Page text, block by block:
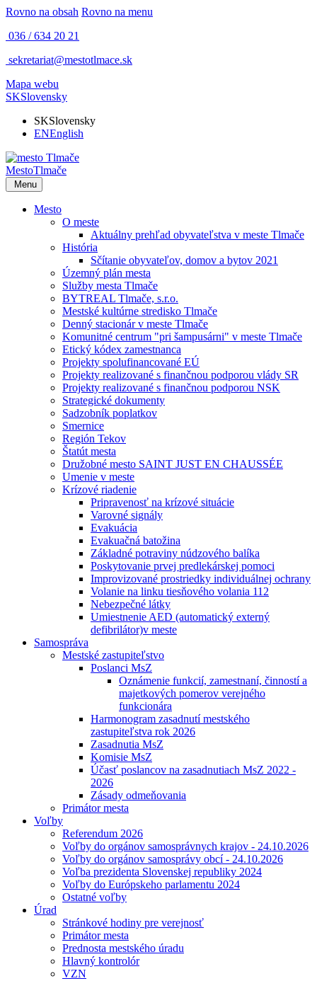
Rovno na obsah Rovno na menu
036 / 634 20 21
sekretariat@mestotlmace.sk
Mapa webu
SKSlovensky
SKSlovensky
ENEnglish
MestoTlmače
Menu
Mesto
O meste
Aktuálny prehľad obyvateľstva v meste Tlmače
História
Sčítanie obyvateľov, domov a bytov 2021
Územný plán mesta
Služby mesta Tlmače
BYTREAL Tlmače, s.r.o.
Mestské kultúrne stredisko Tlmače
Denný stacionár v meste Tlmače
Komunitné centrum "pri šampusárni" v meste Tlmače
Etický kódex zamestnanca
Projekty spolufinancované EÚ
Projekty realizované s finančnou podporou vlády SR
Projekty realizované s finančnou podporou NSK
Strategické dokumenty
Sadzobník poplatkov
Smernice
Región Tekov
Štatút mesta
Družobné mesto SAINT JUST EN CHAUSSÉE
Umenie v meste
Krízové riadenie
Pripravenosť na krízové situácie
Varovné signály
Evakuácia
Evakuačná batožina
Základné potraviny núdzového balíka
Poskytovanie prvej predlekárskej pomoci
Improvizované prostriedky individuálnej ochrany
Volanie na linku tiesňového volania 112
Nebezpečné látky
Umiestnenie AED (automatický externý
defibrilátor)v meste
Samospráva
Mestské zastupiteľstvo
Poslanci MsZ
Oznámenie funkcií, zamestnaní, činností a
majetkových pomerov verejného
funkcionára
Harmonogram zasadnutí mestského
zastupiteľstva rok 2026
Zasadnutia MsZ
Komisie MsZ
Účasť poslancov na zasadnutiach MsZ 2022 -
2026
Zásady odmeňovania
Primátor mesta
Voľby
Referendum 2026
Voľby do orgánov samosprávnych krajov - 24.10.2026
Voľby do orgánov samosprávy obcí - 24.10.2026
Voľba prezidenta Slovenskej republiky 2024
Voľby do Európskeho parlamentu 2024
Ostatné voľby
Úrad
Stránkové hodiny pre verejnosť
Primátor mesta
Prednosta mestského úradu
Hlavný kontrolór
VZN